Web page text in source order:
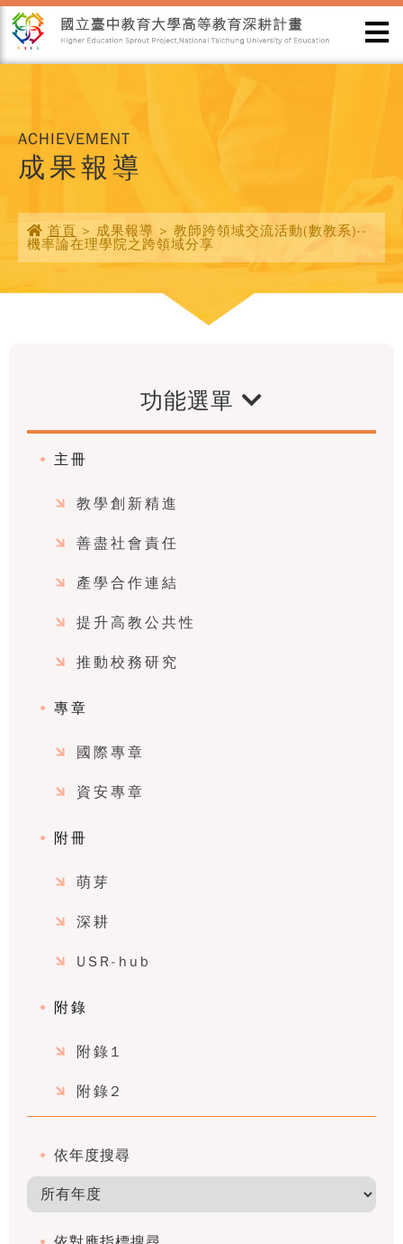
ACHIEVEMENT
成果報導
首頁 > 成果報導 > 教師跨領域交流活動(數教系)--
機率論在理學院之跨領域分享
功能選單
主冊
教學創新精進
善盡社會責任
產學合作連結
提升高教公共性
推動校務研究
專章
國際專章
資安專章
附冊
萌芽
深耕
USR-hub
附錄
附錄1
附錄2
依年度搜尋